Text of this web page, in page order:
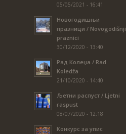
05/05/2021 - 16:41
Новогодишњи
празници / Novogodišnji
praznici
30/12/2020 - 13:40
Рад Колеџа / Rad
Koledža
21/10/2020 - 14:40
Љетни распуст / Ljetni
raspust
08/07/2020 - 12:18
Конкурс за упис